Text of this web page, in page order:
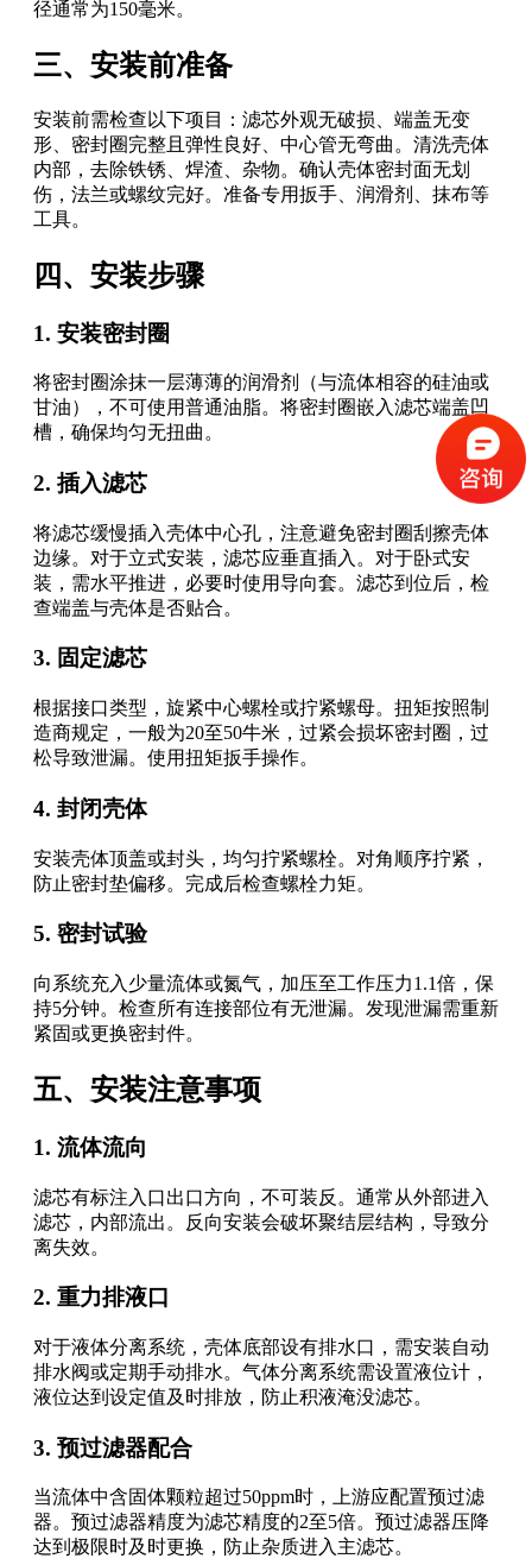
径通常为150毫米。
三、安装前准备
安装前需检查以下项目：滤芯外观无破损、端盖无变
形、密封圈完整且弹性良好、中心管无弯曲。清洗壳体
内部，去除铁锈、焊渣、杂物。确认壳体密封面无划
伤，法兰或螺纹完好。准备专用扳手、润滑剂、抹布等
工具。
四、安装步骤
1. 安装密封圈
将密封圈涂抹一层薄薄的润滑剂（与流体相容的硅油或
甘油），不可使用普通油脂。将密封圈嵌入滤芯端盖凹
槽，确保均匀无扭曲。
2. 插入滤芯
将滤芯缓慢插入壳体中心孔，注意避免密封圈刮擦壳体
边缘。对于立式安装，滤芯应垂直插入。对于卧式安
装，需水平推进，必要时使用导向套。滤芯到位后，检
查端盖与壳体是否贴合。
3. 固定滤芯
根据接口类型，旋紧中心螺栓或拧紧螺母。扭矩按照制
造商规定，一般为20至50牛米，过紧会损坏密封圈，过
松导致泄漏。使用扭矩扳手操作。
4. 封闭壳体
安装壳体顶盖或封头，均匀拧紧螺栓。对角顺序拧紧，
防止密封垫偏移。完成后检查螺栓力矩。
5. 密封试验
向系统充入少量流体或氮气，加压至工作压力1.1倍，保
持5分钟。检查所有连接部位有无泄漏。发现泄漏需重新
紧固或更换密封件。
五、安装注意事项
1. 流体流向
滤芯有标注入口出口方向，不可装反。通常从外部进入
滤芯，内部流出。反向安装会破坏聚结层结构，导致分
离失效。
2. 重力排液口
对于液体分离系统，壳体底部设有排水口，需安装自动
排水阀或定期手动排水。气体分离系统需设置液位计，
液位达到设定值及时排放，防止积液淹没滤芯。
3. 预过滤器配合
当流体中含固体颗粒超过50ppm时，上游应配置预过滤
器。预过滤器精度为滤芯精度的2至5倍。预过滤器压降
达到极限时及时更换，防止杂质进入主滤芯。